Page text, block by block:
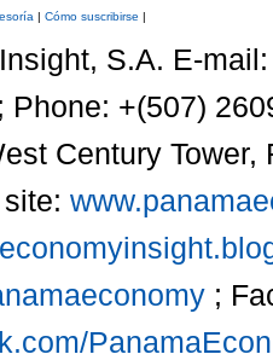
| Cómo suscribirse |
S.A. E-
Phone: +(507)
Century
;